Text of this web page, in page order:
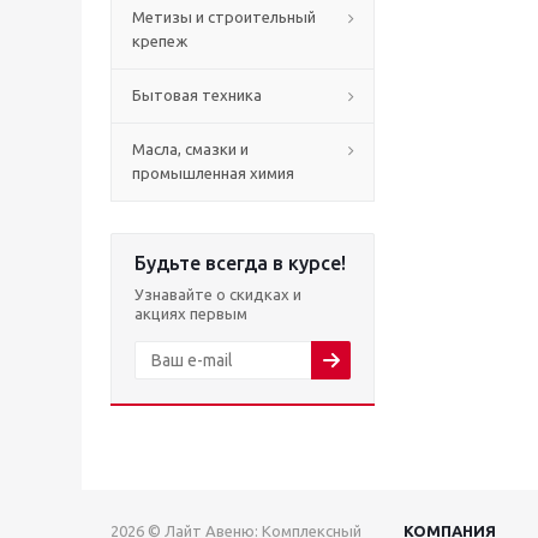
Метизы и строительный
крепеж
Бытовая техника
Масла, смазки и
промышленная химия
Будьте всегда в курсе!
Узнавайте о скидках и
акциях первым
2026 © Лайт Авеню: Комплексный КОМПАНИЯ